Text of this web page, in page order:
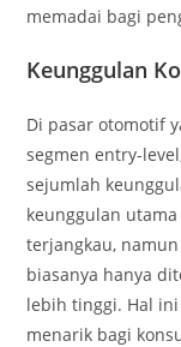
memadai bagi
Keunggulan
Di pasar otomotif
segmen entry-
sejumlah
keunggulan
terjangkau,
biasanya hanya
lebih tinggi. Hal
menarik bagi